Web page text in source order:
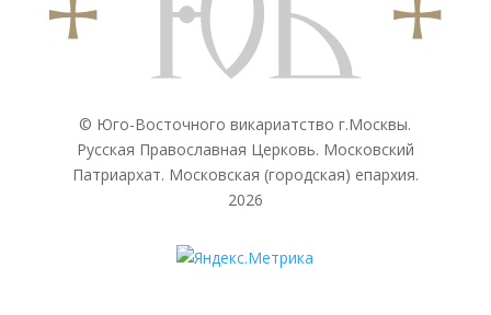
© Юго-Восточного викариатствo г.Москвы.
Русская Православная Церковь. Московский
Патриархат. Московская (городская) епархия.
2026